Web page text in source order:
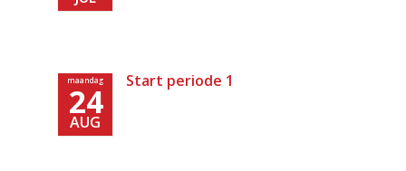
maandag
24
AUG
Start periode 1